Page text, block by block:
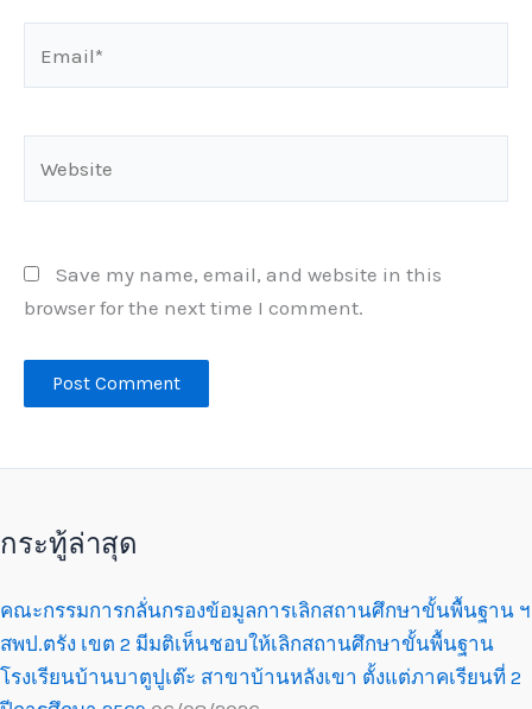
Save my name, email, and website in this
browser for the next time I comment.
กระทู้ล่าสุด
คณะกรรมการกลั่นกรองข้อมูลการเลิกสถานศึกษาขั้นพื้นฐาน ฯ
สพป.ตรัง เขต 2 มีมติเห็นชอบให้เลิกสถานศึกษาขั้นพื้นฐาน
โรงเรียนบ้านบาตูปูเต๊ะ สาขาบ้านหลังเขา ตั้งแต่ภาคเรียนที่ 2